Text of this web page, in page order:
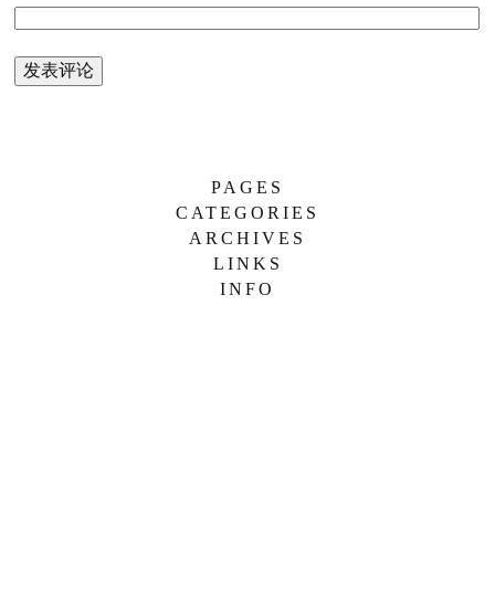
PAGES
简 介
CATEGORIES
哼唱
忧伤
ARCHIVES
2026 年 6 月
LINKS
便携软件站
INFO